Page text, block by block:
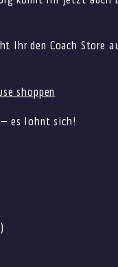
Ihr den Coach Store
shoppen
– es lohnt sich!